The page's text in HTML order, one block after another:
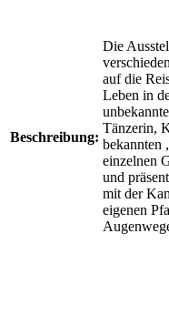
Beschreibung:
Die
auf die
Leben in
Tänzerin,
bekannten
einzelnen
und
mit der
eigenen